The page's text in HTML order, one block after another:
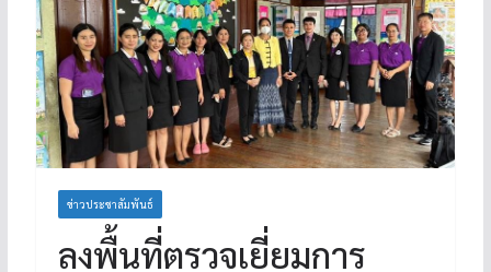
ข่าวประชาสัมพันธ์
ลงพื้นที่ตรวจเยี่ยมการ